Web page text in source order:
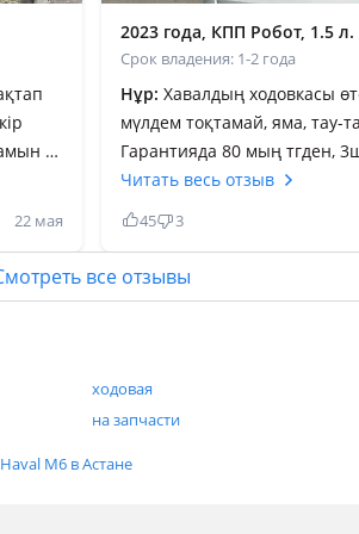
—
22 мая
2023 года, КПП Робот, 1.5 л.
Срок владения: 1-2 года
Нұр: Хавалдың ходовкасы
мүлдем тоқтамай, яма, тау-
Гарантияда 80 мың тгден,
гарантиядан шығардып, 28
Автосалон гарантиясы
гарантия деп, түптеп
Читать весь отзыв
45 3
все отзывы
ходовая
на запчасти
Haval M6 в Астане